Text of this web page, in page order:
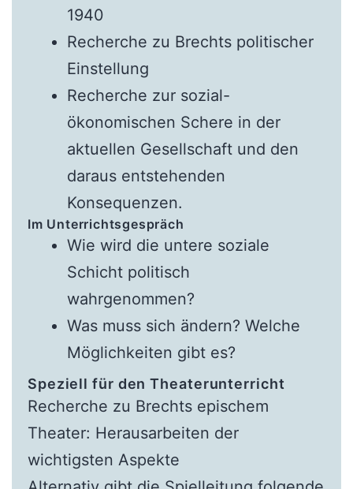
1940
Recherche zu Brechts politischer
Einstellung
Recherche zur sozial-
ökonomischen Schere in der
aktuellen Gesellschaft und den
daraus entstehenden
Konsequenzen.
Im Unterrichtsgespräch
Wie wird die untere soziale
Schicht politisch
wahrgenommen?
Was muss sich ändern? Welche
Möglichkeiten gibt es?
Speziell für den Theaterunterricht
Recherche zu Brechts epischem
Theater: Herausarbeiten der
wichtigsten Aspekte